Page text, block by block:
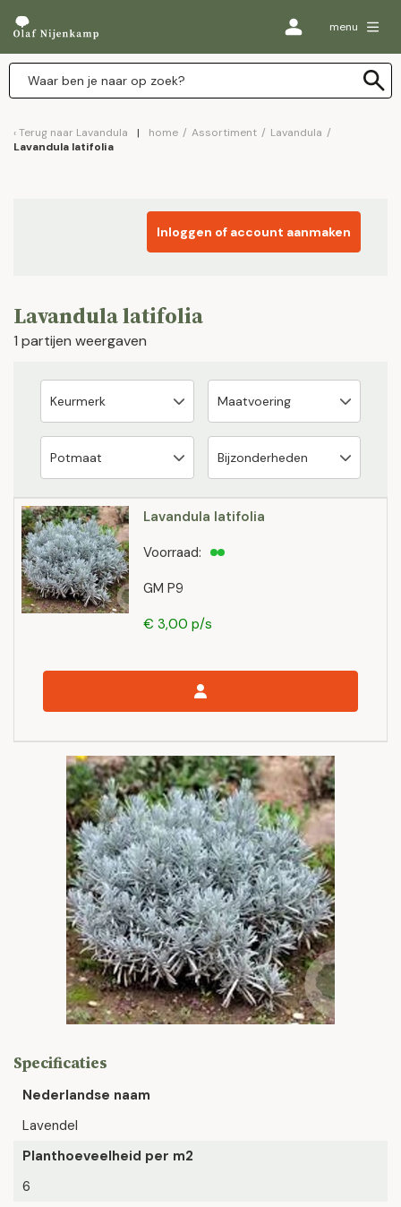
menu
Terug naar Lavandula home / Assortiment / Lavandula /
Lavandula latifolia
Inloggen of account aanmaken
Lavandula latifolia
1 partijen weergaven
Lavandula latifolia
GM P9
Voorraad:
€ 3,00 p/s
Specificaties
Nederlandse naam
Lavendel
Planthoeveelheid per m2
6